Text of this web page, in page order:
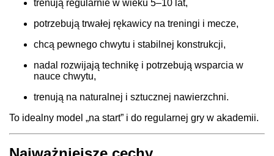
trenują regularnie w wieku 5–10 lat,
potrzebują trwałej rękawicy na treningi i mecze,
chcą pewnego chwytu i stabilnej konstrukcji,
nadal rozwijają technikę i potrzebują wsparcia w
nauce chwytu,
trenują na naturalnej i sztucznej nawierzchni.
To idealny model „na start” i do regularnej gry w akademii.